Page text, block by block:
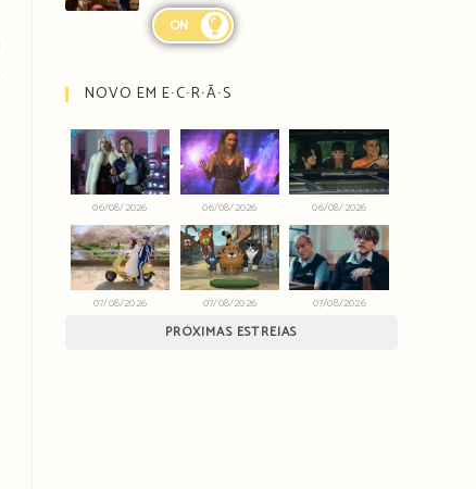
ON
NOVO EM E∙C∙R∙Ã∙S
06/08/2026 06/08/2026 06/08/2026
07/08/2026 07/08/2026 07/08/2026
PRÓXIMAS ESTREIAS